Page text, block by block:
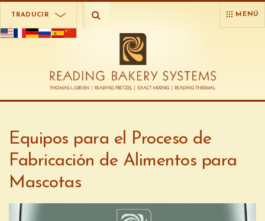
TRADUCIR MENÚ
Equipos para el Proceso de
Fabricación de Alimentos para
Mascotas